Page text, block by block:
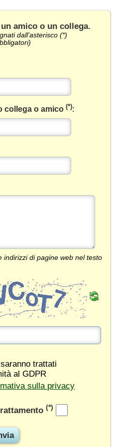
amico o un collega.
dall'asterisco (*)
collega o amico(*):
indirizzi di pagine web nel testo
trattati
al GDPR
sulla privacy
(*)